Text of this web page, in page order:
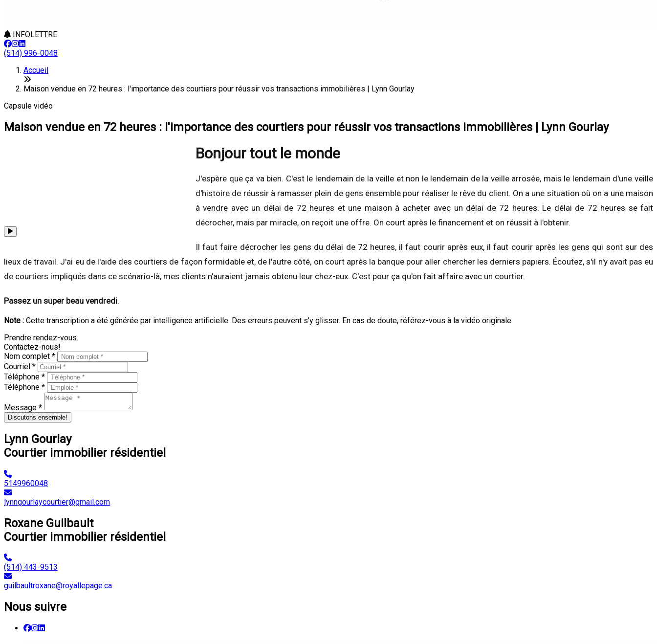
INFOLETTRE
(514) 996-0048
Accueil
Maison vendue en 72 heures : l'importance des courtiers pour réussir vos transactions immobilières | Lynn Gourlay
Capsule vidéo
Maison vendue en 72 heures : l'importance des courtiers pour réussir vos transactions immobilières | Lynn Gourlay
Bonjour tout le monde
J'espère que ça va bien. C'est le lendemain de la veille et non le lendemain de la veille arrosée, mais le lendemain d'une veille
d'histoire de réussir à ramasser plein de gens ensemble pour réaliser le rêve du client. On a une situation où on a une maison
à vendre avec un délai de 72 heures et une maison à acheter avec un délai de 72 heures. Le délai de 72 heures se fait
décrocher, mais par miracle, on reçoit une offre. On court après le financement et on réussit à l'obtenir.
Il faut faire décrocher les gens du délai de 72 heures, il faut courir après eux, il faut courir après les gens qui sont sur des
lieux de travail. J'ai eu de l'aide des courtiers de façon formidable et, de l'autre côté, on court après la banque pour aller chercher les derniers papiers. Écoutez, s'il n'y avait pas eu
de courtiers impliqués dans ce scénario-là, mes clients n'auraient jamais obtenu leur chez-eux. C'est pour ça qu'on fait affaire avec un courtier.
Passez un super beau vendredi.
Note : Cette transcription a été générée par intelligence artificielle. Des erreurs peuvent s'y glisser. En cas de doute, référez-vous à la vidéo originale.
Prendre rendez-vous.
Contactez-nous!
Nom complet *
Courriel *
Téléphone *
Téléphone *
Message *
Discutons ensemble!
Lynn Gourlay
Courtier immobilier résidentiel
5149960048
lynngourlaycourtier@gmail.com
Roxane Guilbault
Courtier immobilier résidentiel
(514) 443-9513
guilbaultroxane@royallepage.ca
Nous suivre